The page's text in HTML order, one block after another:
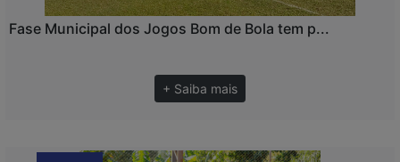
Fase Municipal dos Jogos Bom de Bola tem p...
+ Saiba mais